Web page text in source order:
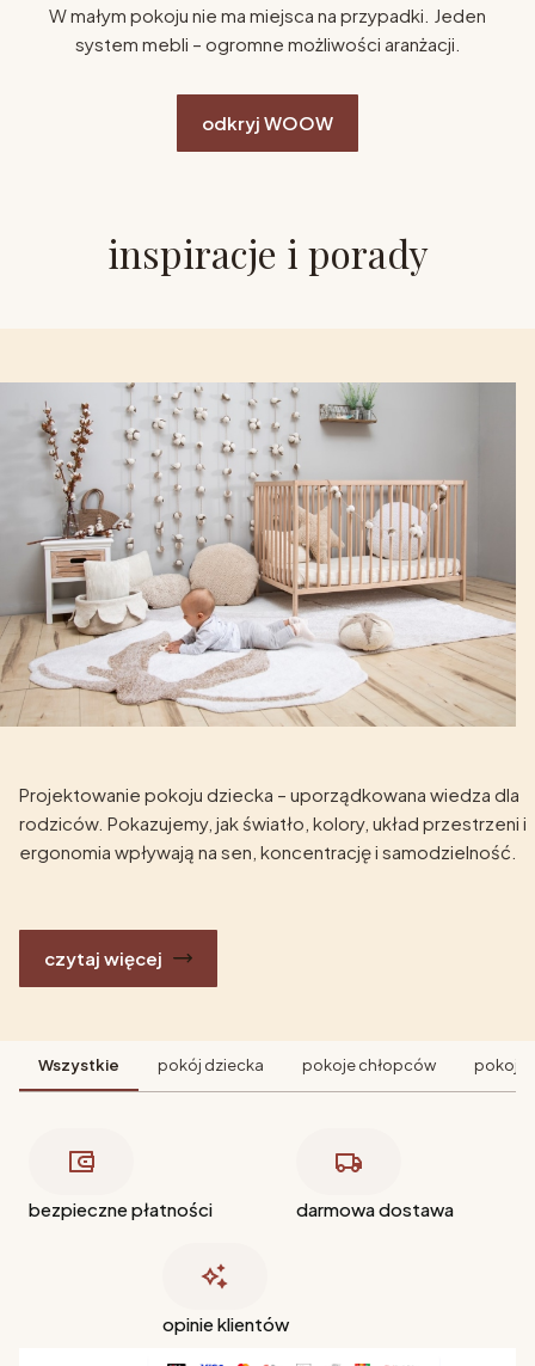
W małym pokoju nie ma miejsca na przypadki. Jeden
system mebli – ogromne możliwości aranżacji.
odkryj WOOW
inspiracje i porady
Projektowanie pokoju dziecka – uporządkowana wiedza dla
rodziców. Pokazujemy, jak światło, kolory, układ przestrzeni i
ergonomia wpływają na sen, koncentrację i samodzielność.
czytaj więcej
Wszystkie pokój dziecka pokoje chłopców pokoje
bezpieczne płatności darmowa dostawa
opinie klientów